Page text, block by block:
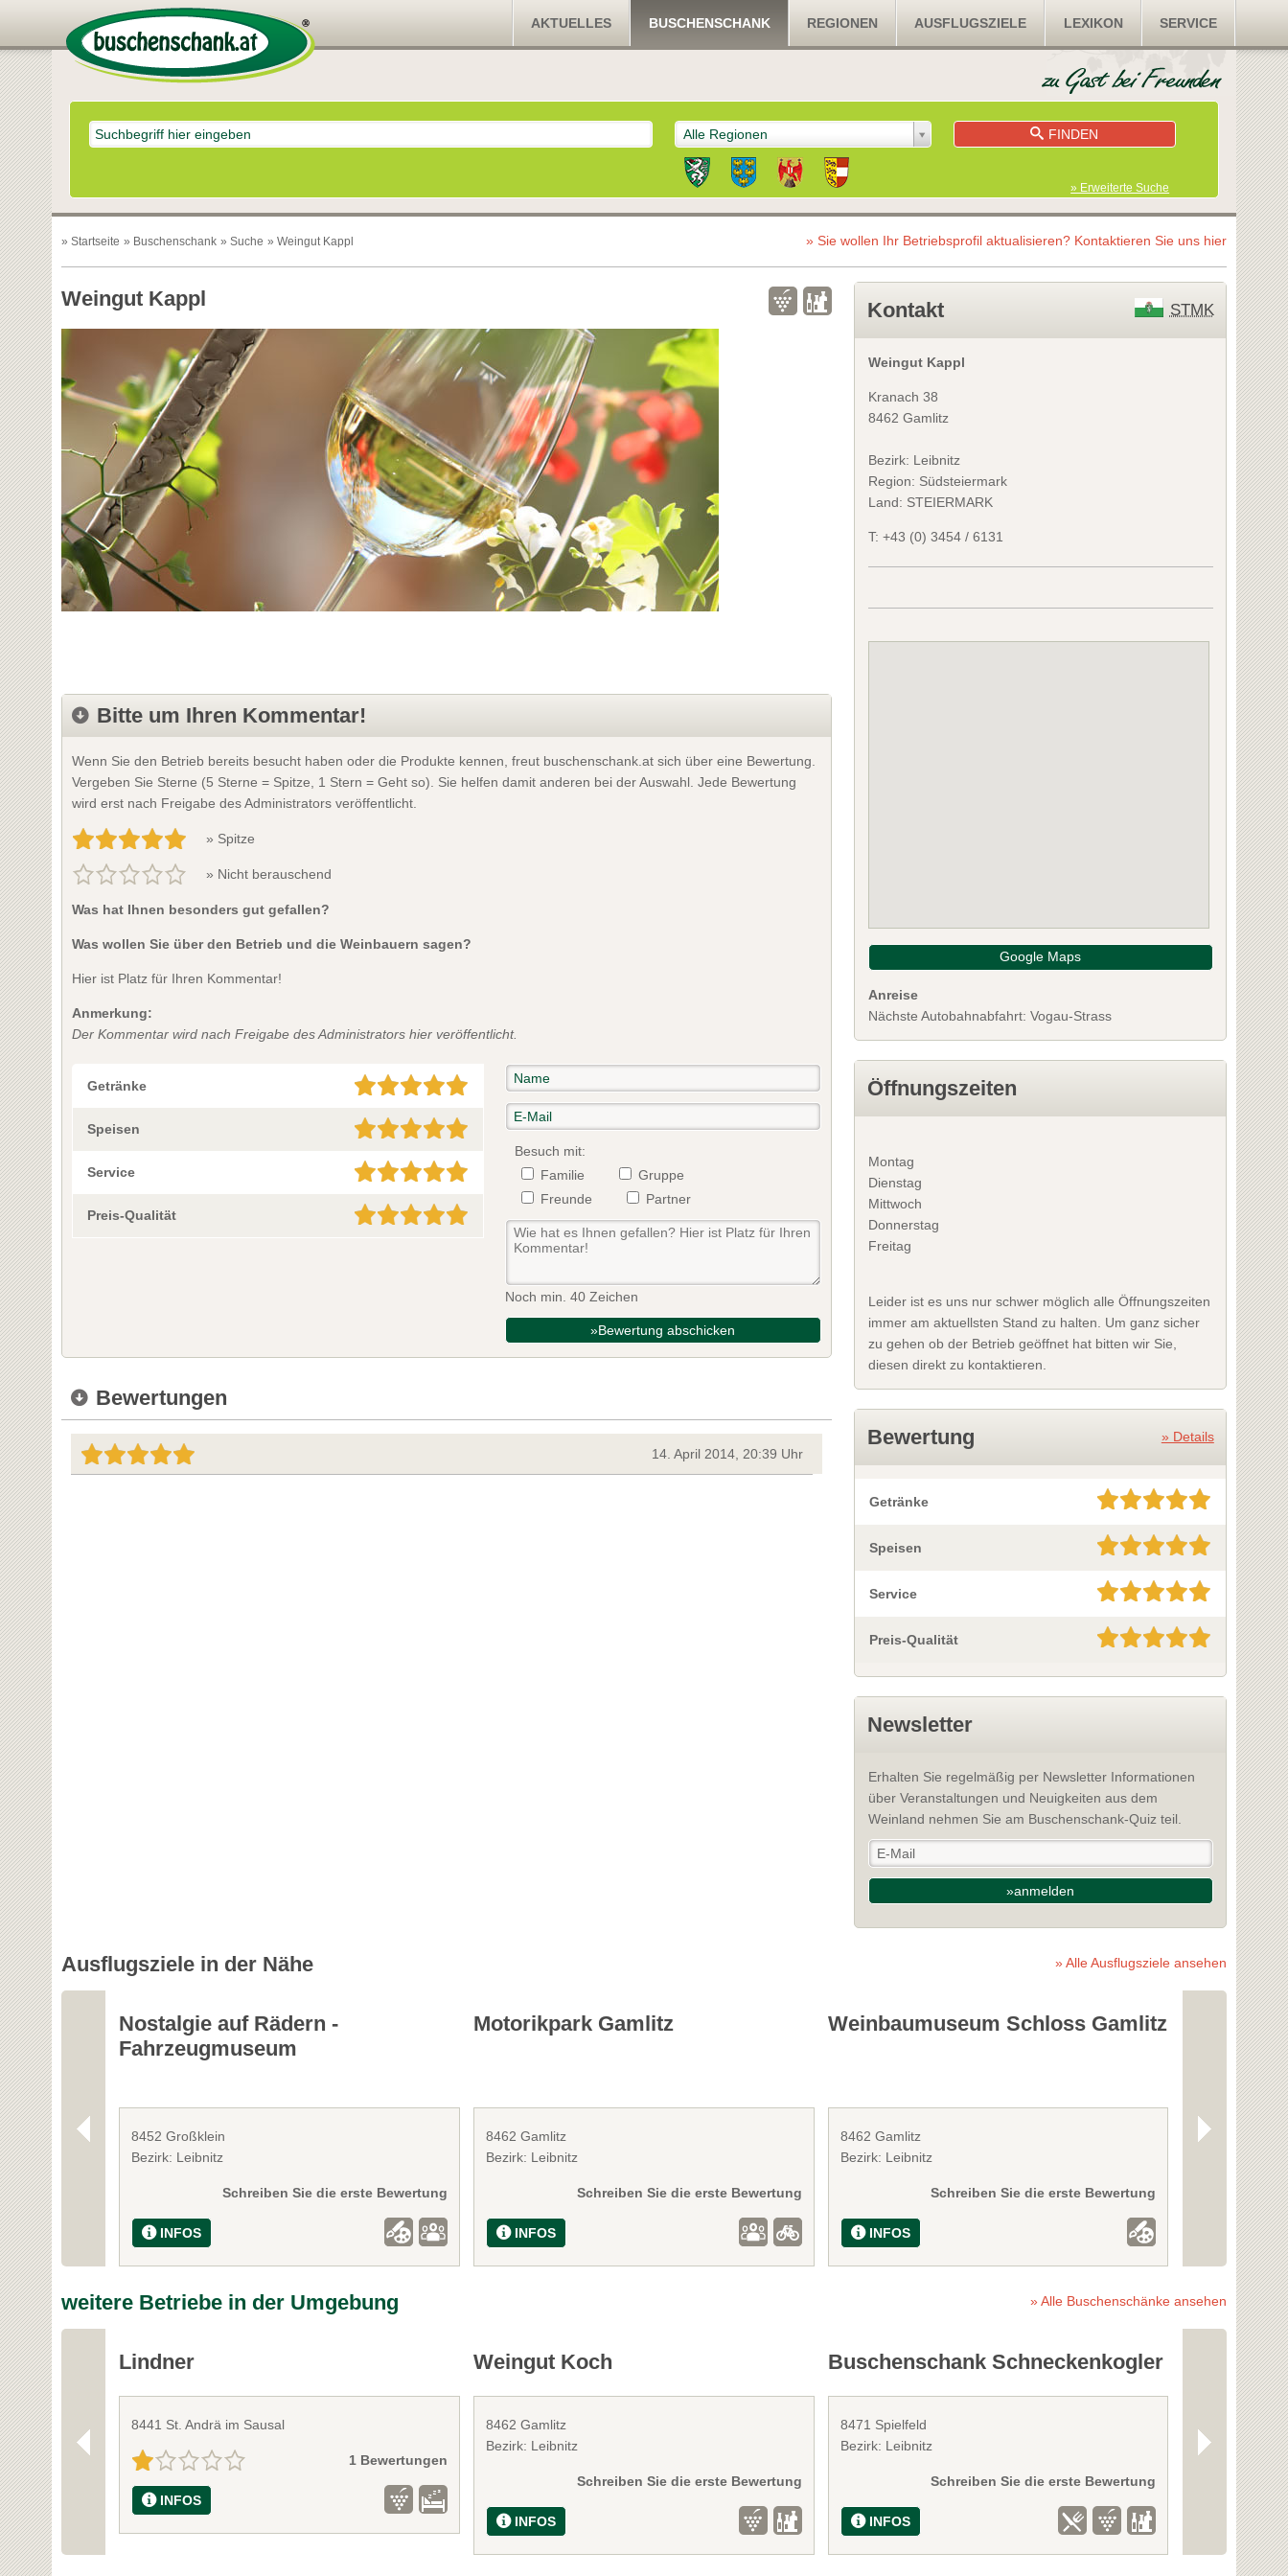
AKTUELLES BUSCHENSCHANK REGIONEN AUSFLUGSZIELE LEXIKON SERVICE
Alle Regionen FINDEN
» Erweiterte Suche
» Startseite » Buschenschank » Suche » Weingut Kappl
Weingut Kappl
Bitte um Ihren Kommentar!
Wenn Sie den Betrieb bereits besucht haben oder die Produkte kennen, freut buschenschank.at sich über eine Bewertung.
Vergeben Sie Sterne (5 Sterne = Spitze, 1 Stern = Geht so). Sie helfen damit anderen bei der Auswahl. Jede Bewertung
wird erst nach Freigabe des Administrators veröffentlicht.
» Spitze
» Nicht berauschend
Was hat Ihnen besonders gut gefallen?
Was wollen Sie über den Betrieb und die Weinbauern sagen?
Hier ist Platz für Ihren Kommentar!
Anmerkung:
Der Kommentar wird nach Freigabe des Administrators hier veröffentlicht.
Getränke
Speisen
Service
Preis-Qualität
Besuch mit:
Familie
Gruppe
Freunde
Partner
Noch min. 40 Zeichen
»Bewertung abschicken
Bewertungen
14. April 2014, 20:39 Uhr
» Sie wollen Ihr Betriebsprofil aktualisieren? Kontaktieren Sie uns hier
Kontakt STMK
Weingut Kappl
Kranach 38
8462 Gamlitz
Bezirk: Leibnitz
Region: Südsteiermark
Land: STEIERMARK
T: +43 (0) 3454 / 6131
Google Maps
Anreise
Nächste Autobahnabfahrt: Vogau-Strass
Öffnungszeiten
Montag
Dienstag
Mittwoch
Donnerstag
Freitag
Leider ist es uns nur schwer möglich alle Öffnungszeiten
immer am aktuellsten Stand zu halten. Um ganz sicher
zu gehen ob der Betrieb geöffnet hat bitten wir Sie,
diesen direkt zu kontaktieren.
» Details
Bewertung
Getränke
Speisen
Service
Preis-Qualität
Newsletter
Erhalten Sie regelmäßig per Newsletter Informationen
über Veranstaltungen und Neuigkeiten aus dem
Weinland nehmen Sie am Buschenschank-Quiz teil.
»anmelden
Ausflugsziele in der Nähe » Alle Ausflugsziele ansehen
Nostalgie auf Rädern -
Fahrzeugmuseum
8452 Großklein
Bezirk: Leibnitz
Schreiben Sie die erste Bewertung
INFOS
Motorikpark Gamlitz
8462 Gamlitz
Bezirk: Leibnitz
Schreiben Sie die erste Bewertung
INFOS
Weinbaumuseum Schloss Gamlitz
8462 Gamlitz
Bezirk: Leibnitz
Schreiben Sie die erste Bewertung
INFOS
Freibad
8463
Bezirk: Leibnitz
INFOS
weitere Betriebe in der Umgebung » Alle Buschenschänke ansehen
Lindner
8441 St. Andrä im Sausal
1 Bewertungen
INFOS
Weingut Koch
8462 Gamlitz
Bezirk: Leibnitz
Schreiben Sie die erste Bewertung
INFOS
Buschenschank Schneckenkogler
8471 Spielfeld
Bezirk: Leibnitz
Schreiben Sie die erste Bewertung
INFOS
Weingut
8462 Gamlitz
Bezirk: Leibnitz
INFOS